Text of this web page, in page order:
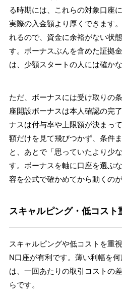
る時期には、これらの対象口座
実際の入金額より厚くできます
れるので、資金に余裕がない状
す。ボーナスぶんを含めた証拠
は、少額スタートの人には確か
ただ、ボーナスには受け取りの
座開設ボーナスは本人確認の完
ナスは付与率や上限額が決まっ
額だけを見て飛びつかず、条件
と、あとで「思っていたより少
す。ボーナスを軸に口座を選ぶ
容を公式で確かめてから動くのが
スキャルピング・低コスト
スキャルピングや低コストを重
N口座が有利です。薄い利幅を
は、一回あたりの取引コストの
らです。